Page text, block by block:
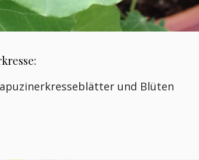
und Blüten